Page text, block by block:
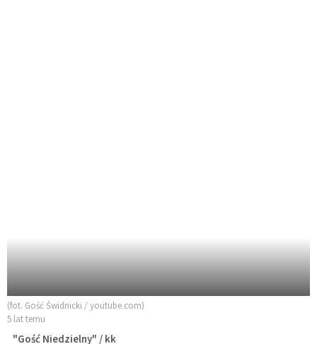
(fot. Gość Świdnicki / youtube.com)
5 lat temu
"Gość Niedzielny" / kk